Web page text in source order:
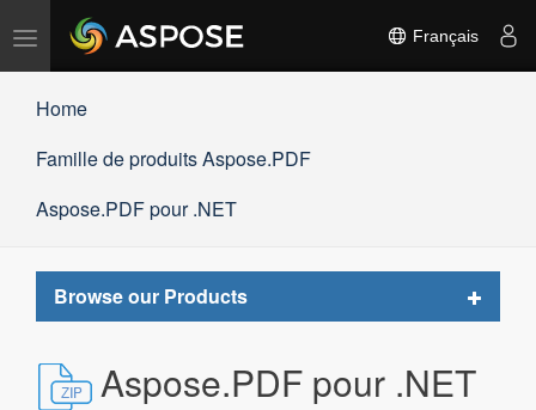
Basculer
Français
Home
Famille de produits Aspose.PDF
Aspose.PDF pour .NET
Browse our Products
Toggle
Aspose.PDF pour .NET